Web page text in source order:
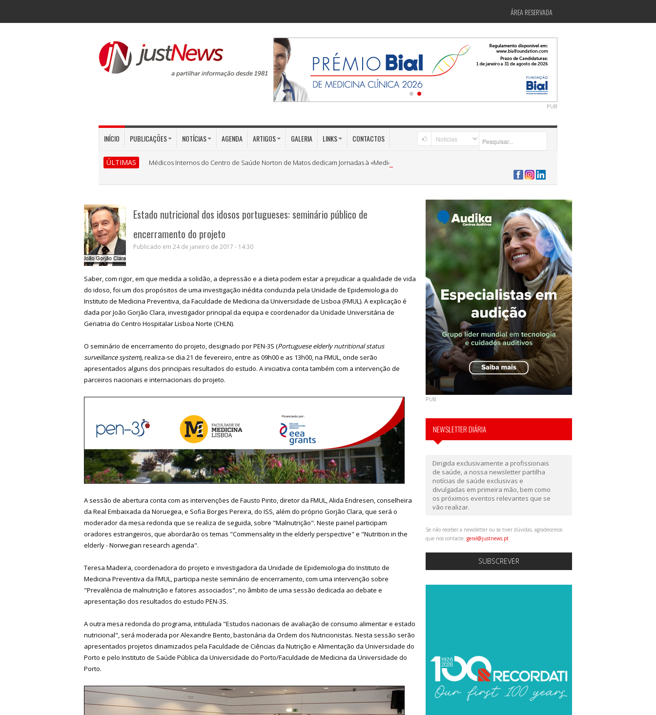
ÁREA RESERVADA
PUB
INÍCIO PUBLICAÇÕES NOTÍCIAS AGENDA ARTIGOS GALERIA LINKS CONTACTOS
ÚLTIMAS Médicos Internos do Centro de Saúde Norton de Matos dedicam Jornadas à «Medicina Preventiva»
Estado nutricional dos idosos portugueses: seminário público de
encerramento do projeto
Publicado em 24 de janeiro de 2017 - 14:30
Saber, com rigor, em que medida a solidão, a depressão e a dieta podem estar a prejudicar a qualidade de vida
do idoso, foi um dos propósitos de uma investigação inédita conduzida pela Unidade de Epidemiologia do
Instituto de Medicina Preventiva, da Faculdade de Medicina da Universidade de Lisboa (FMUL). A explicação é
dada por João Gorjão Clara, investigador principal da equipa e coordenador da Unidade Universitária de
Geriatria do Centro Hospitalar Lisboa Norte (CHLN).
O seminário de encerramento do projeto, designado por PEN-3S (Portuguese elderly nutritional status
surveillance system), realiza-se dia 21 de fevereiro, entre as 09h00 e as 13h00, na FMUL, onde serão
apresentados alguns dos principais resultados do estudo. A iniciativa conta também com a intervenção de
parceiros nacionais e internacionais do projeto.
A sessão de abertura conta com as intervenções de Fausto Pinto, diretor da FMUL, Alida Endresen, conselheira
da Real Embaixada da Noruegea, e Sofia Borges Pereira, do ISS, além do próprio Gorjão Clara, que será o
moderador da mesa redonda que se realiza de seguida, sobre "Malnutrição". Neste painel participam
oradores estrangeiros, que abordarão os temas "Commensality in the elderly perspective" e "Nutrition in the
elderly - Norwegian research agenda".
Teresa Madeira, coordenadora do projeto e investigadora da Unidade de Epidemiologia do Instituto de
Medicina Preventiva da FMUL, participa neste seminário de encerramento, com uma intervenção sobre
"Prevalência de malnutrição e fatores associados", no âmbito de uma sessão dedicada ao debate e
apresentação dos resultados do estudo PEN-3S.
A outra mesa redonda do programa, intitulada "Estudos nacionais de avaliação de consumo alimentar e estado
nutricional", será moderada por Alexandre Bento, bastonária da Ordem dos Nutricionistas. Nesta sessão serão
apresentados projetos dinamizados pela Faculdade de Ciências da Nutrição e Alimentação da Universidade do
Porto e pelo Instituto de Saúde Pública da Universidade do Porto/Faculdade de Medicina da Universidade do
Porto.
PUB
NEWSLETTER DIÁRIA
Dirigida exclusivamente a profissionais
de saúde, a nossa newsletter partilha
notícias de saúde exclusivas e
divulgadas em primeira mão, bem como
os próximos eventos relevantes que se
vão realizar.
Se não receber a newsletter ou se tiver dúvidas, agradecemos
que nos contacte: geral@justnews.pt
SUBSCREVER